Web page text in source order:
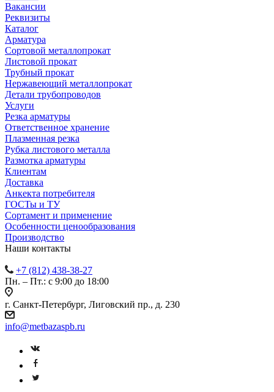
Вакансии
Реквизиты
Каталог
Арматура
Сортовой металлопрокат
Листовой прокат
Трубный прокат
Нержавеющий металлопрокат
Детали трубопроводов
Услуги
Резка арматуры
Ответственное хранение
Плазменная резка
Рубка листового металла
Размотка арматуры
Клиентам
Доставка
Анкекта потребителя
ГОСТы и ТУ
Сортамент и применение
Особенности ценообразования
Производство
Наши контакты
+7 (812) 438-38-27
Пн. – Пт.: с 9:00 до 18:00
г. Санкт-Петербург, Лиговский пр., д. 230
info@metbazaspb.ru